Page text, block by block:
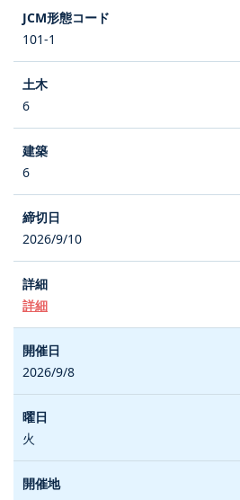
101-1
6
6
2026/9/10
詳細
2026/9/8
火